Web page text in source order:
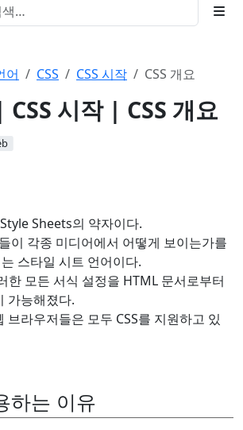
어 CSS CSS 시작 CSS 개요
CSS 시작 | CSS 개요
Sheets의 약자이다.
이 각종 미디어에서 어떻게 보이는가를
스타일 시트 언어이다.
한 모든 서식 설정을 HTML 문서로부터
가능해졌다.
브라우저들은 모두 CSS를 지원하고 있
하는 이유